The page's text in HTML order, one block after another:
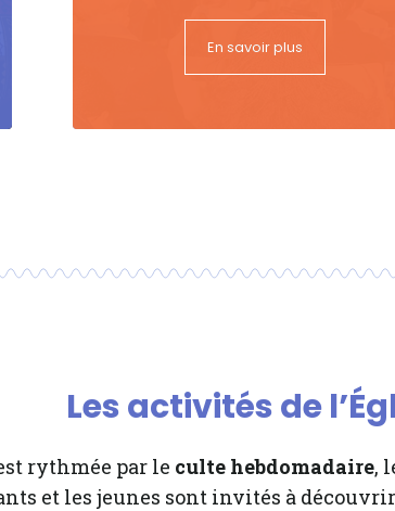
En savoir plus
Les activités de
rythmée par le culte hebdomadaire,
et les jeunes sont invités à